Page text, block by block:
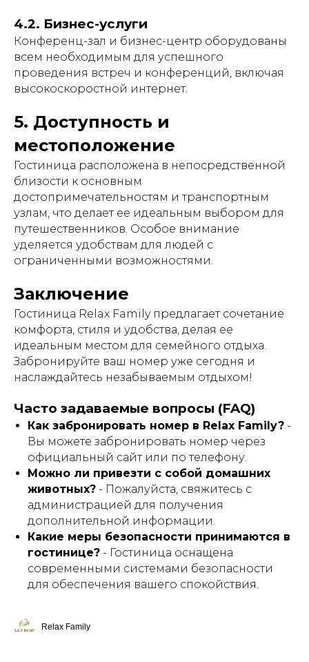
4.2. Бизнес-услуги
Конференц-зал и бизнес-центр оборудованы
всем необходимым для успешного
проведения встреч и конференций, включая
высокоскоростной интернет.
5. Доступность и
местоположение
Гостиница расположена в непосредственной
близости к основным
достопримечательностям и транспортным
узлам, что делает ее идеальным выбором для
путешественников. Особое внимание
уделяется удобствам для людей с
ограниченными возможностями.
Заключение
Гостиница Relax Family предлагает сочетание
комфорта, стиля и удобства, делая ее
идеальным местом для семейного отдыха.
Забронируйте ваш номер уже сегодня и
наслаждайтесь незабываемым отдыхом!
Часто задаваемые вопросы (FAQ)
Как забронировать номер в Relax Family? -
Вы можете забронировать номер через
официальный сайт или по телефону.
Можно ли привезти с собой домашних
животных? - Пожалуйста, свяжитесь с
администрацией для получения
дополнительной информации.
Какие меры безопасности принимаются в
гостинице? - Гостиница оснащена
современными системами безопасности
для обеспечения вашего спокойствия.
Relax Family